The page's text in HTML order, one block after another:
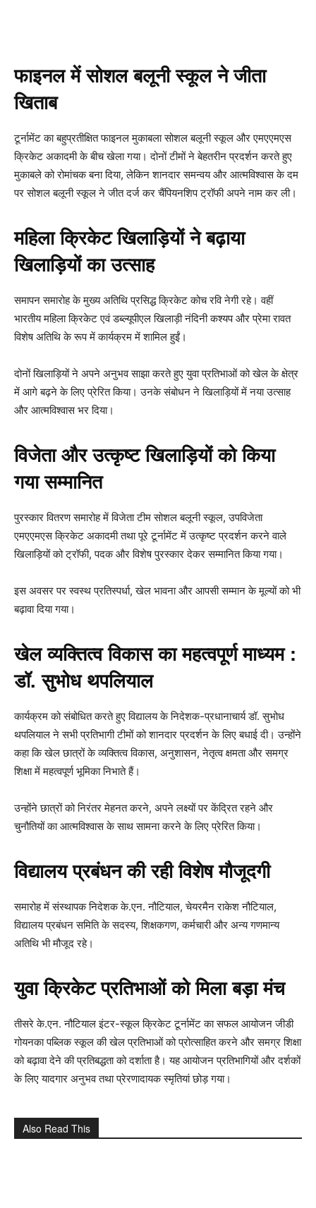
फाइनल में सोशल बलूनी स्कूल ने जीता
खिताब
टूर्नामेंट का बहुप्रतीक्षित फाइनल मुकाबला सोशल बलूनी स्कूल और एमएएमएस
क्रिकेट अकादमी के बीच खेला गया। दोनों टीमों ने बेहतरीन प्रदर्शन करते हुए
मुकाबले को रोमांचक बना दिया, लेकिन शानदार समन्वय और आत्मविश्वास के दम
पर सोशल बलूनी स्कूल ने जीत दर्ज कर चैंपियनशिप ट्रॉफी अपने नाम कर ली।
महिला क्रिकेट खिलाड़ियों ने बढ़ाया
खिलाड़ियों का उत्साह
समापन समारोह के मुख्य अतिथि प्रसिद्ध क्रिकेट कोच रवि नेगी रहे। वहीं
भारतीय महिला क्रिकेट एवं डब्ल्यूपीएल खिलाड़ी नंदिनी कश्यप और प्रेमा रावत
विशेष अतिथि के रूप में कार्यक्रम में शामिल हुईं।
दोनों खिलाड़ियों ने अपने अनुभव साझा करते हुए युवा प्रतिभाओं को खेल के क्षेत्र
में आगे बढ़ने के लिए प्रेरित किया। उनके संबोधन ने खिलाड़ियों में नया उत्साह
और आत्मविश्वास भर दिया।
विजेता और उत्कृष्ट खिलाड़ियों को किया
गया सम्मानित
पुरस्कार वितरण समारोह में विजेता टीम सोशल बलूनी स्कूल, उपविजेता
एमएएमएस क्रिकेट अकादमी तथा पूरे टूर्नामेंट में उत्कृष्ट प्रदर्शन करने वाले
खिलाड़ियों को ट्रॉफी, पदक और विशेष पुरस्कार देकर सम्मानित किया गया।
इस अवसर पर स्वस्थ प्रतिस्पर्धा, खेल भावना और आपसी सम्मान के मूल्यों को भी
बढ़ावा दिया गया।
खेल व्यक्तित्व विकास का महत्वपूर्ण माध्यम :
डॉ. सुभोध थपलियाल
कार्यक्रम को संबोधित करते हुए विद्यालय के निदेशक-प्रधानाचार्य डॉ. सुभोध
थपलियाल ने सभी प्रतिभागी टीमों को शानदार प्रदर्शन के लिए बधाई दी। उन्होंने
कहा कि खेल छात्रों के व्यक्तित्व विकास, अनुशासन, नेतृत्व क्षमता और समग्र
शिक्षा में महत्वपूर्ण भूमिका निभाते हैं।
उन्होंने छात्रों को निरंतर मेहनत करने, अपने लक्ष्यों पर केंद्रित रहने और
चुनौतियों का आत्मविश्वास के साथ सामना करने के लिए प्रेरित किया।
विद्यालय प्रबंधन की रही विशेष मौजूदगी
समारोह में संस्थापक निदेशक के.एन. नौटियाल, चेयरमैन राकेश नौटियाल,
विद्यालय प्रबंधन समिति के सदस्य, शिक्षकगण, कर्मचारी और अन्य गणमान्य
अतिथि भी मौजूद रहे।
युवा क्रिकेट प्रतिभाओं को मिला बड़ा मंच
तीसरे के.एन. नौटियाल इंटर-स्कूल क्रिकेट टूर्नामेंट का सफल आयोजन जीडी
गोयनका पब्लिक स्कूल की खेल प्रतिभाओं को प्रोत्साहित करने और समग्र शिक्षा
को बढ़ावा देने की प्रतिबद्धता को दर्शाता है। यह आयोजन प्रतिभागियों और दर्शकों
के लिए यादगार अनुभव तथा प्रेरणादायक स्मृतियां छोड़ गया।
Also Read This